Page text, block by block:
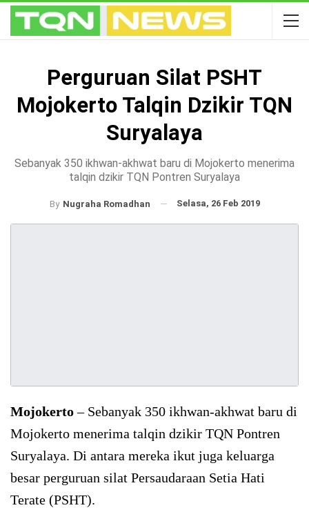
Perguruan Silat PSHT
Mojokerto Talqin Dzikir TQN
Suryalaya
Sebanyak 350 ikhwan-akhwat baru di Mojokerto menerima
talqin dzikir TQN Pontren Suryalaya
By Nugraha Romadhan Selasa, 26 Feb 2019
Mojokerto– Sebanyak 350 ikhwan-akhwat baru di
Mojokerto menerima talqin dzikir TQN Pontren
Suryalaya. Di antara mereka ikut juga keluarga
besar perguruan silat Persaudaraan Setia Hati
Terate (PSHT).